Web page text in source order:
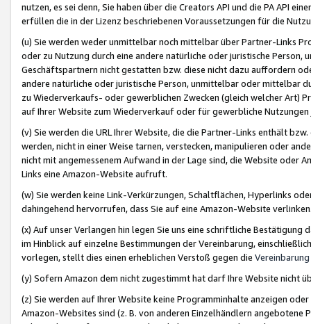
nutzen, es sei denn, Sie haben über die Creators API und die PA API
erfüllen die in der Lizenz beschriebenen Voraussetzungen für die
(u) Sie werden weder unmittelbar noch mittelbar über Partner-Links
oder zu Nutzung durch eine andere natürliche oder juristische
Geschäftspartnern nicht gestatten bzw. diese nicht dazu auffordern
andere natürliche oder juristische Person, unmittelbar oder mittelbar
zu Wiederverkaufs- oder gewerblichen Zwecken (gleich welcher Art)
auf Ihrer Website zum Wiederverkauf oder für gewerbliche
(v) Sie werden die URL Ihrer Website, die die Partner-Links enthält
werden, nicht in einer Weise tarnen, verstecken, manipulieren oder
nicht mit angemessenem Aufwand in der Lage sind, die Website oder
Links eine Amazon-Website aufruft.
(w) Sie werden keine Link-Verkürzungen, Schaltflächen, Hyperlinks
dahingehend hervorrufen, dass Sie auf eine Amazon-Website
(x) Auf unser Verlangen hin legen Sie uns eine schriftliche
im Hinblick auf einzelne Bestimmungen der Vereinbarung,
vorlegen, stellt dies einen erheblichen Verstoß gegen die Vereinbarung
(y) Sofern Amazon dem nicht zugestimmt hat darf Ihre Website nicht
(z) Sie werden auf Ihrer Website keine Programminhalte anzeigen
Amazon-Websites sind (z. B. von anderen Einzelhändlern